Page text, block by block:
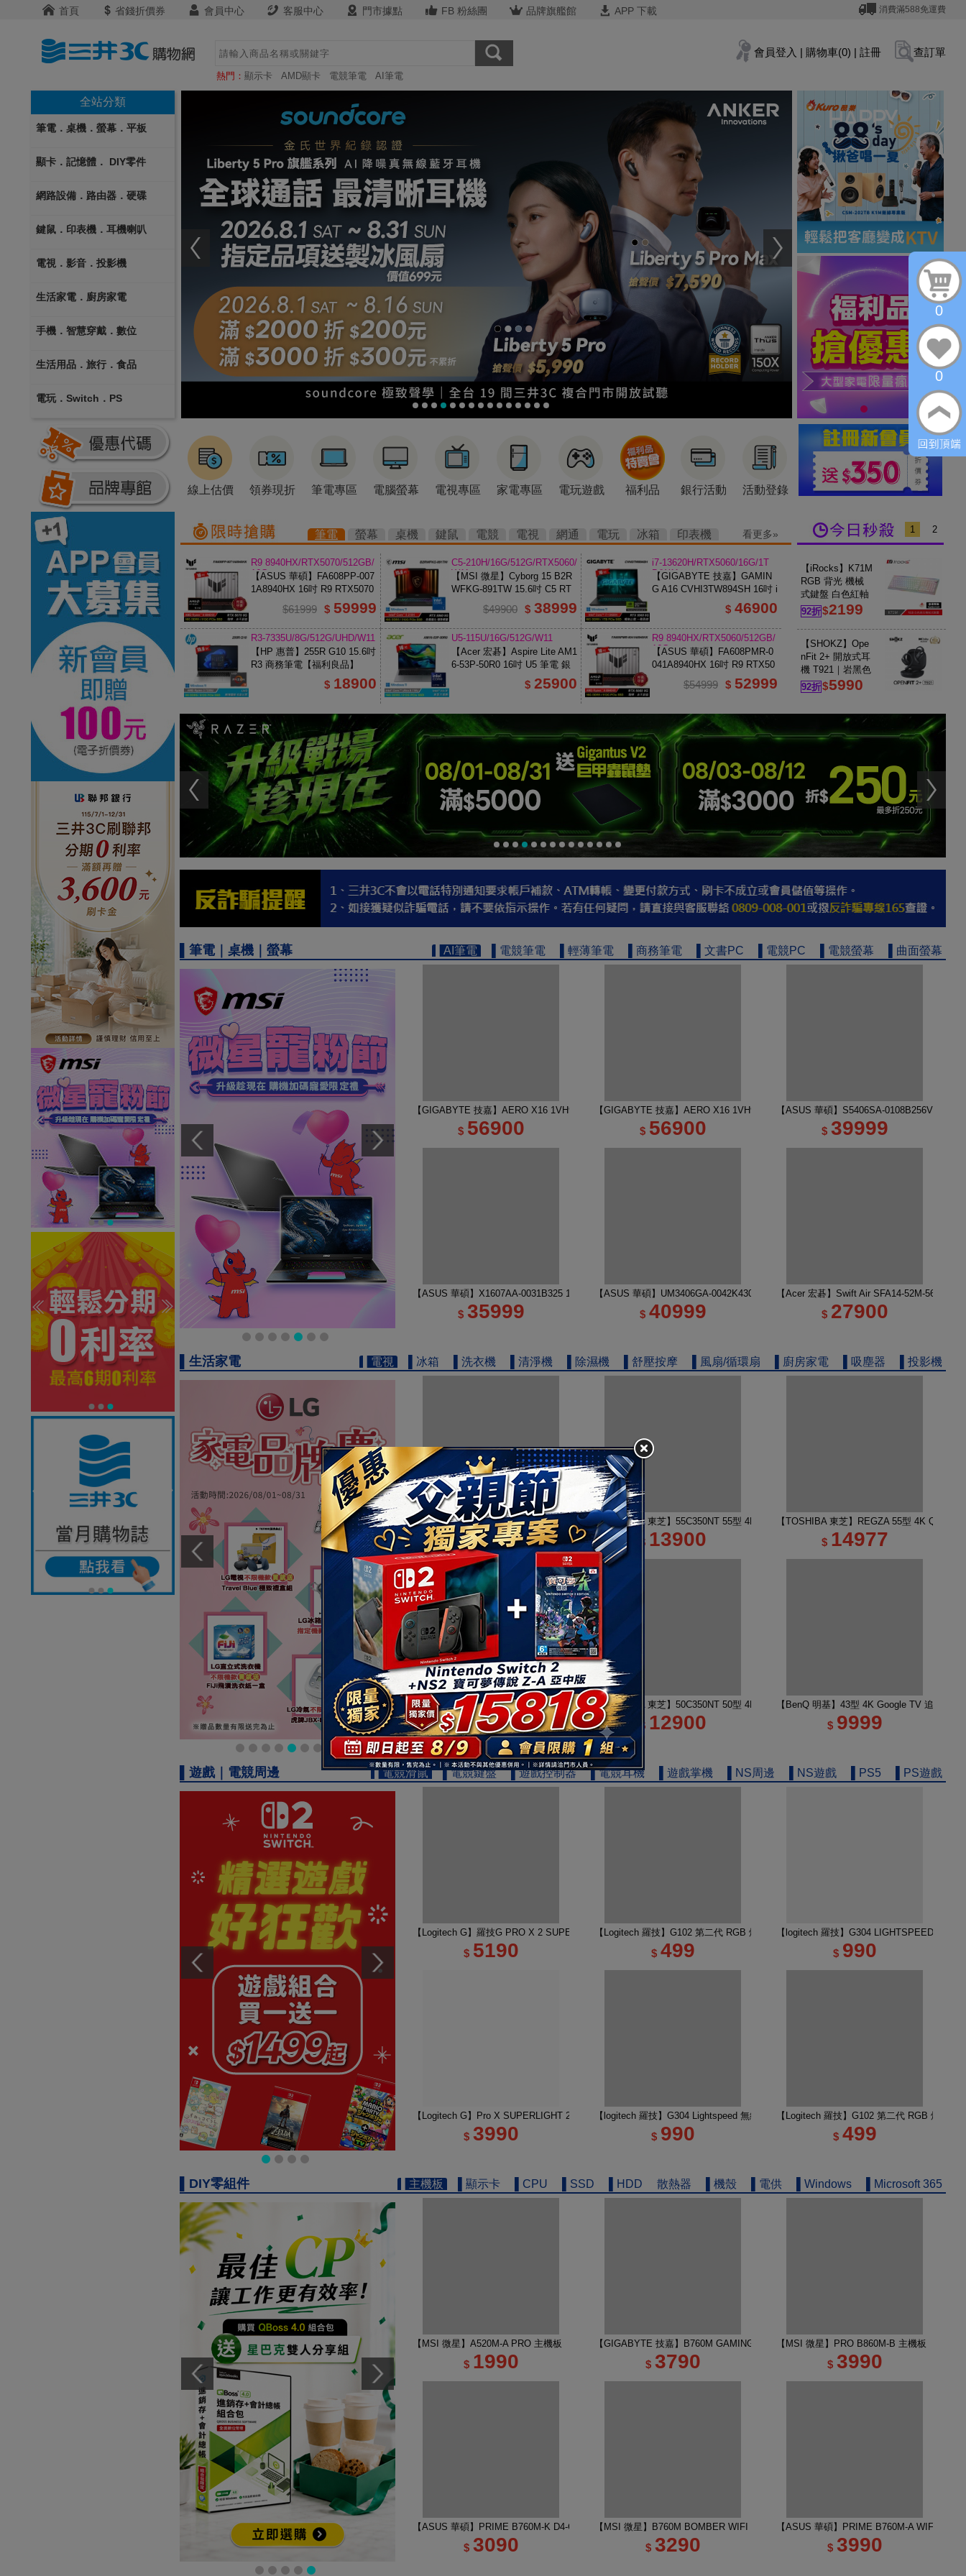
首頁 省錢折價券 會員中心 客服中心 門市據點 FB 粉絲團 品牌旗艦館 APP 下載 消費滿588免運費
會員登入 | 購物車(0) | 註冊 查訂單
全站分類
筆電．桌機．螢幕．平板
顯卡．記憶體． DIY零件
網路設備．路由器．硬碟
鍵鼠．印表機．耳機喇叭
電視．影音．投影機
生活家電．廚房家電
手機．智慧穿戴．數位
生活用品．旅行．食品
電玩．Switch．PS
熱門： 顯示卡 AMD顯卡 電競筆電 AI筆電
線上估價 領券現折 筆電專區 電腦螢幕 電視專區 家電專區 電玩遊戲 福利品 銀行活動 活動登錄
筆電 螢幕 桌機 鍵鼠 電競 電視 網通 電玩 冰箱 印表機 看更多
R9 8940HX/RTX5070/512GB/
16G
【ASUS 華碩】FA608PP-007
1A8940HX 16吋 R9 RTX5070
電競筆電
$61999 $ 59999
C5-210H/16G/512G/RTX5060/
W11
【MSI 微星】Cyborg 15 B2R
WFKG-891TW 15.6吋 C5 RT
X5060 電競筆電【福利良品】
$49900 $ 38999
i7-13620H/RTX5060/16G/1T
B/W11
【GIGABYTE 技嘉】GAMIN
G A16 CVHI3TW894SH 16吋 i
7 RTX5060 電競筆電 鋼鐵黑
$ 46900
R3-7335U/8G/512G/UHD/W11
【HP 惠普】255R G10 15.6吋
R3 商務筆電【福利良品】
$ 18900
U5-115U/16G/512G/W11
【Acer 宏碁】Aspire Lite AM1
6-53P-50R0 16吋 U5 筆電 銀
$ 25900
R9 8940HX/RTX5060/512GB/
16G
【ASUS 華碩】FA608PMR-0
041A8940HX 16吋 R9 RTX50
60 電競筆電
$54999 $ 52999
1 2
【iRocks】K71M
RGB 背光 機械
式鍵盤 白色紅軸
92折$2199
【SHOKZ】Ope
nFit 2+ 開放式耳
機 T921｜岩黑色
92折$5990
▌筆電｜桌機｜螢幕 ▌AI筆電 ▌電競筆電 ▌輕薄筆電 ▌商務筆電 ▌文書PC ▌電競PC ▌電競螢幕 ▌曲面螢幕
【GIGABYTE 技嘉】AERO X16 1VH93TWC94AH 16吋 R7 RTX5060 AI電競筆電｜太空灰
$ 56900
【GIGABYTE 技嘉】AERO X16 1VH93TWC94DH 16吋 R7 RTX5060 AI電競筆電｜幻月
$ 56900
【ASUS 華碩】S5406SA-0108B256V 14吋
$ 39999
【ASUS 華碩】X1607AA-0031B325 16吋 U5 輕薄AI筆電
$ 35999
【ASUS 華碩】UM3406GA-0042K430H 14吋 R5 AI筆電 玉石黑
$ 40999
【Acer 宏碁】Swift Air SFA14-52M-56KA
$ 27900
▌生活家電 ▌電視 ▌冰箱 ▌洗衣機 ▌清淨機 ▌除濕機 ▌舒壓按摩 ▌風扇/循環扇 ▌廚房家電 ▌吸塵器 ▌投影機
【TOSHIBA 東芝】REGZA 50型 4K QLED Google TV 50M450NT液晶顯示器｜含壁掛安裝
$ 13111
【TOSHIBA 東芝】55C350NT 55型 4K Google TV 液晶顯示器｜含壁掛(固定式)+安裝
$ 13900
【TOSHIBA 東芝】REGZA 55型 4K QLED
$ 14977
【TOSHIBA 東芝】REGZA 65型 4K QLED Google TV 65M450NT液晶顯示器｜含壁掛安裝+架子
$ 19999
【TOSHIBA 東芝】50C350NT 50型 4K Google TV 液晶顯示器｜含基本安裝
$ 12900
【BenQ 明基】43型 4K Google TV 追劇護
$ 9999
▌遊戲｜電競周邊 ▌電競滑鼠 ▌電競鍵盤 ▌遊戲控制器 ▌電競耳機 ▌遊戲掌機 ▌NS周邊 ▌NS遊戲 ▌PS5 ▌PS遊戲
【Logitech G】羅技G PRO X 2 SUPERSTRIKE 無線類比遊戲滑鼠
$ 5190
【Logitech 羅技】G102 第二代 RGB 炫彩遊戲滑鼠 黑
$ 499
【logitech 羅技】G304 LIGHTSPEED 無線
$ 990
【Logitech G】Pro X SUPERLIGHT 2 DEX 無線輕量化遊戲滑鼠 黑色
$ 3990
【logitech 羅技】G304 Lightspeed 無線電競遊戲滑鼠 莫藍紫
$ 990
【Logitech 羅技】G102 第二代 RGB 炫彩遊
$ 499
▌DIY零組件 ▌主機板 ▌顯示卡 ▌CPU ▌SSD ▌HDD 散熱器 ▌機殼 ▌電供 ▌Windows ▌Microsoft 365
【MSI 微星】A520M-A PRO 主機板
$ 1990
【GIGABYTE 技嘉】B760M GAMING PLUS WIFI DDR4 主機板
$ 3790
【MSI 微星】PRO B860M-B 主機板
$ 3990
【ASUS 華碩】PRIME B760M-K D4-CSM 主機板
$ 3090
【MSI 微星】B760M BOMBER WIFI DDR5 INTEL主機板
$ 3290
【ASUS 華碩】PRIME B760M-A WIFI-CSM
$ 3990
0
0